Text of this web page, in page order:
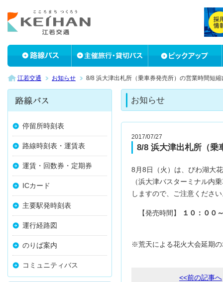
江若交通 お知らせ 8/8 浜大津出札所（乗車券発売所）の営業時間短
停留所時刻表
路線時刻表・運賃表
運賃・回数券・定期券
ICカード
主要駅発時刻表
運行経路図
のりば案内
コミュニティバス
お知らせ
2017/07/27
8/8 浜大津出札所（乗
8月8日（火）は、びわ湖大
（浜大津バスターミナル内
しますので、ご注意くださ
【発売時間】 １０：００
※荒天による花火大会延期
<<前の記事へ